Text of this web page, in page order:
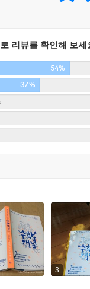
관없이 살아가는 듯
개념을 설명하기에
이해할 수 있을 것
적 사고
보여준다. 그리고
아타야 하느냐는 것
문으로 갈아타야
배인 2/3로 변한다
동차를 얻을 확률
리뷰를 확인해 보세
54%
37%
3